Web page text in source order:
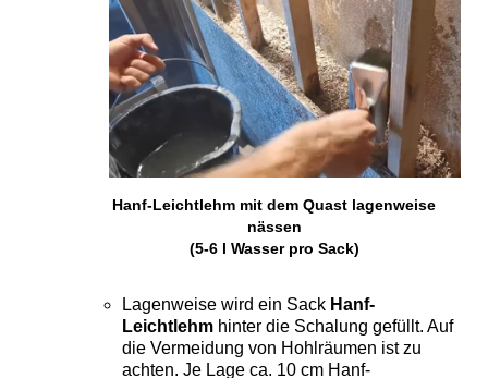
Hanf-Leichtlehm mit dem Quast lagenweise
nässen
(5-6 l Wasser pro Sack)
Lagenweise wird ein Sack Hanf-
Leichtlehm hinter die Schalung gefüllt. Auf
die Vermeidung von Hohlräumen ist zu
achten. Je Lage ca. 10 cm Hanf-